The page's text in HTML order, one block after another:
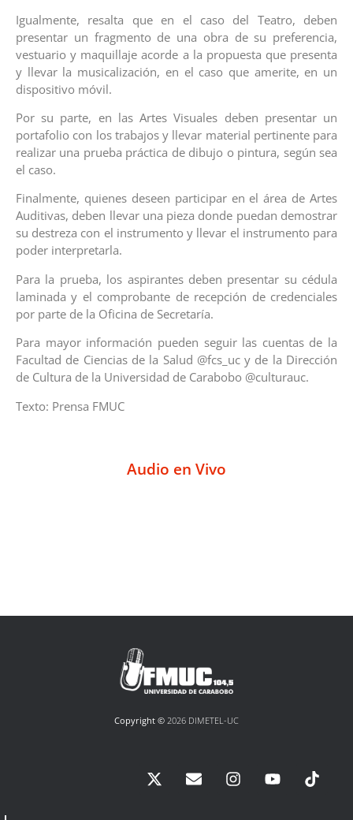
Igualmente, resalta que en el caso del Teatro, deben
presentar un fragmento de una obra de su preferencia,
vestuario y maquillaje acorde a la propuesta que presenta
y llevar la musicalización, en el caso que amerite, en un
dispositivo móvil.
Por su parte, en las Artes Visuales deben presentar un
portafolio con los trabajos y llevar material pertinente para
realizar una prueba práctica de dibujo o pintura, según sea
el caso.
Finalmente, quienes deseen participar en el área de Artes
Auditivas, deben llevar una pieza donde puedan demostrar
su destreza con el instrumento y llevar el instrumento para
poder interpretarla.
Para la prueba, los aspirantes deben presentar su cédula
laminada y el comprobante de recepción de credenciales
por parte de la Oficina de Secretaría.
Para mayor información pueden seguir las cuentas de la
Facultad de Ciencias de la Salud @fcs_uc y de la Dirección
de Cultura de la Universidad de Carabobo @culturauc.
Texto: Prensa FMUC
Audio en Vivo
Copyright © 2026 DIMETEL-UC